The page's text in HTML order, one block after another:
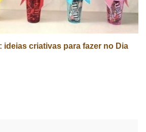
ideias criativas para fazer no Dia